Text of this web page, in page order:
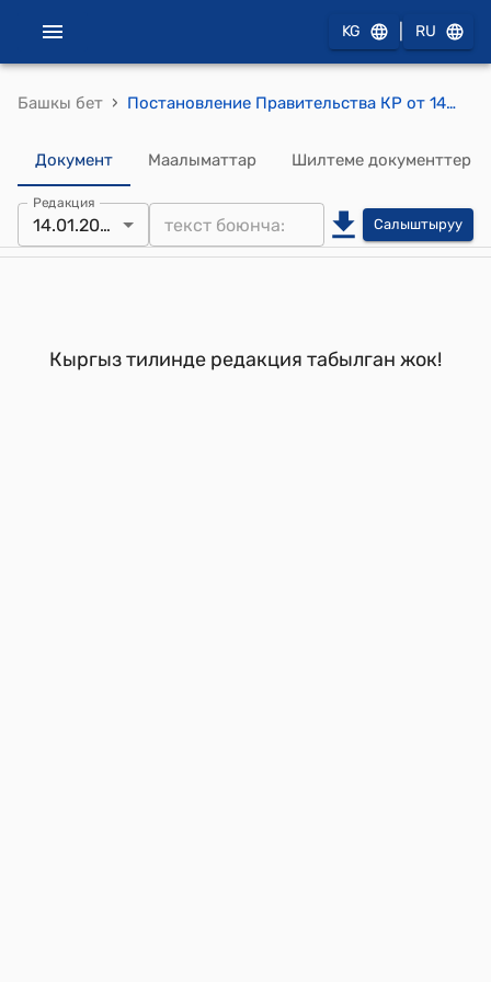
KG RU
Башкы бет › Постановление Правительства КР от 14 февраля 1994 года №67 "О покупке нефти в Ямало-Ненецком автономном округе"
Документ Маалыматтар Шилтеме документтер
Редакция
14.01.2022 Салыштыруу
Кыргыз тилинде редакция табылган жок!